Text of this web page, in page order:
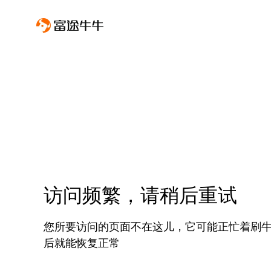
访问频繁，请稍后重试
您所要访问的页面不在这儿，它可能正忙着刷
后就能恢复正常